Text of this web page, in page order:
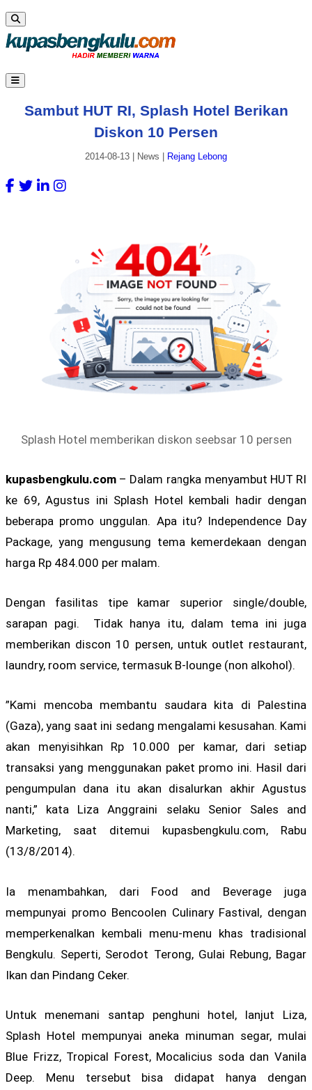
Sambut HUT RI, Splash Hotel Berikan
Diskon 10 Persen
2014-08-13 News Rejang Lebong
Splash Hotel memberikan diskon seebsar 10 persen
kupasbengkulu.com – Dalam rangka menyambut HUT RI
ke 69, Agustus ini Splash Hotel kembali hadir dengan
beberapa promo unggulan. Apa itu? Independence Day
Package, yang mengusung tema kemerdekaan dengan
harga Rp 484.000 per malam.
Dengan fasilitas tipe kamar superior single/double,
sarapan pagi. Tidak hanya itu, dalam tema ini juga
memberikan discon 10 persen, untuk outlet restaurant,
laundry, room service, termasuk B-lounge (non alkohol).
”Kami mencoba membantu saudara kita di Palestina
(Gaza), yang saat ini sedang mengalami kesusahan. Kami
akan menyisihkan Rp 10.000 per kamar, dari setiap
transaksi yang menggunakan paket promo ini. Hasil dari
pengumpulan dana itu akan disalurkan akhir Agustus
nanti,” kata Liza Anggraini selaku Senior Sales and
Marketing, saat ditemui kupasbengkulu.com, Rabu
(13/8/2014).
Ia menambahkan, dari Food and Beverage juga
mempunyai promo Bencoolen Culinary Fastival, dengan
memperkenalkan kembali menu-menu khas tradisional
Bengkulu. Seperti, Serodot Terong, Gulai Rebung, Bagar
Ikan dan Pindang Ceker.
Untuk menemani santap penghuni hotel, lanjut Liza,
Splash Hotel mempunyai aneka minuman segar, mulai
Blue Frizz, Tropical Forest, Mocalicius soda dan Vanila
Deep. Menu tersebut bisa didapat hanya dengan